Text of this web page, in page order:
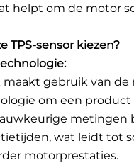
helpt om de motor
TPS-sensor kiezen?
maakt gebruik van de
om een product
metingen
wat leidt tot
motorprestaties.